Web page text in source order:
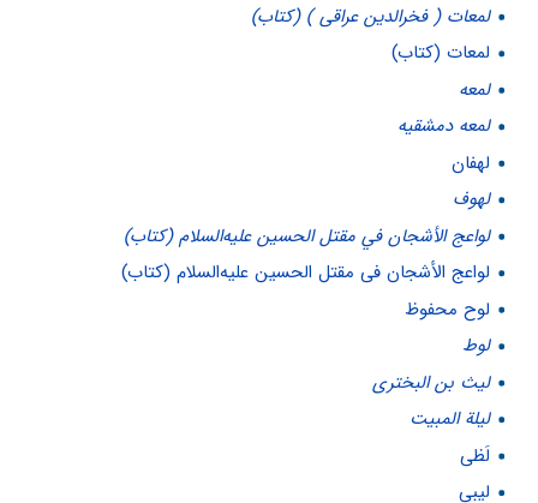
لمعات ( فخرالدین عراقی ) (کتاب)
لمعات (کتاب)
لمعه
لمعه دمشقیه
لهفان
لهوف
لواعج الأشجان في مقتل الحسين عليه‌السلام (کتاب)
لواعج الأشجان فی مقتل الحسین علیه‌السلام (کتاب)
لوح محفوظ
لوط
ليث بن البخترى
ليلة المبيت
لَظى
لیبی